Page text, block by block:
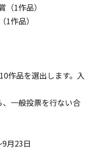
（1作品）
1作品）
10作品を選出します。入
一般投票を行ない合
9月23日